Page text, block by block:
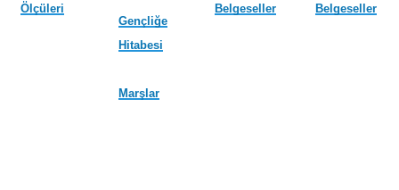
Ölçüleri
Gençliğe
Hitabesi
Marşlar
Belgeseller Belgeseller